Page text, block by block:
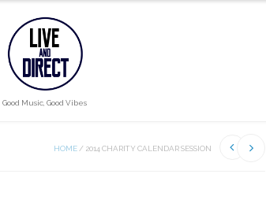
Good Music, Good Vibes
HOME / 2014 CHARITY CALENDAR SESSION